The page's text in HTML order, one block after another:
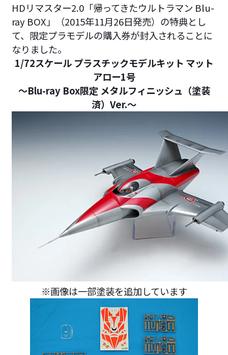
HDリマスター2.0「帰ってきたウルトラマン Blu-
ray BOX」（2015年11月26日発売）の特典とし
て、限定プラモデルの購入券が封入されることに
なりました。
1/72スケール プラスチックモデルキット マット
アロー1号
～Blu-ray Box限定 メタルフィニッシュ（塗装
済）Ver.～
※画像は一部塗装を追加しています